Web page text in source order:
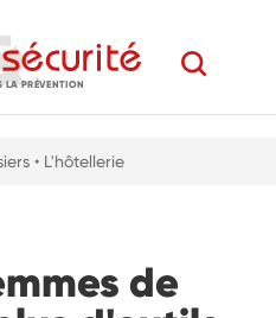
LA PRÉVENTION
• L'hôtellerie
de